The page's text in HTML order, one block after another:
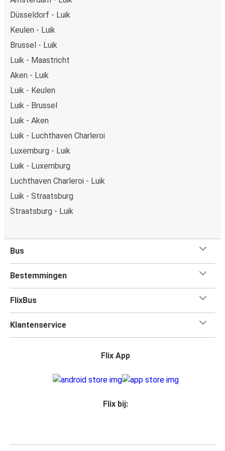
Düsseldorf - Luik
Keulen - Luik
Brussel - Luik
Luik - Maastricht
Aken - Luik
Luik - Keulen
Luik - Brussel
Luik - Aken
Luik - Luchthaven Charleroi
Luxemburg - Luik
Luik - Luxemburg
Luchthaven Charleroi - Luik
Luik - Straatsburg
Straatsburg - Luik
Bus
Bestemmingen
FlixBus
Klantenservice
Flix App
Flix bij: